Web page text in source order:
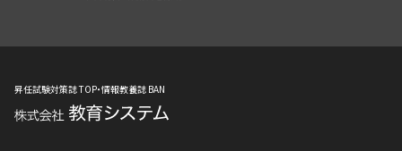
昇任試験対策誌 TOP・情報教養誌 BAN